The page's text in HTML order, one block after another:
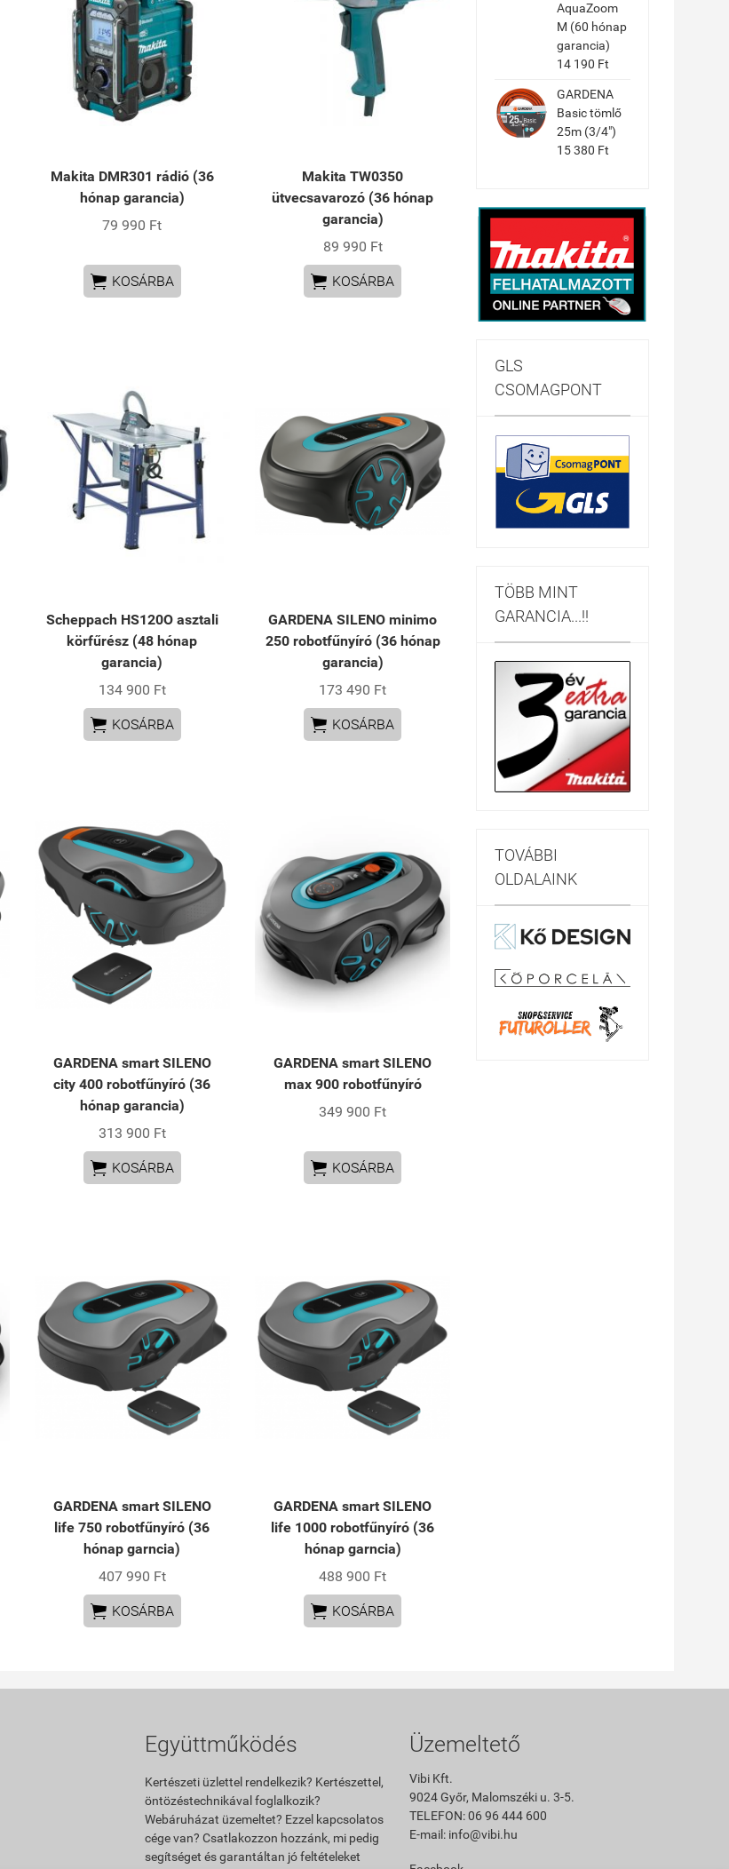
Makita DMR301 rádió (36
hónap garancia)
79 990 Ft
 KOSÁRBA
Makita TW0350
ütvecsavarozó (36 hónap
garancia)
89 990 Ft
 KOSÁRBA
Scheppach HS120O asztali
körfűrész (48 hónap
garancia)
134 900 Ft
 KOSÁRBA
GARDENA SILENO minimo
250 robotfűnyíró (36 hónap
garancia)
173 490 Ft
 KOSÁRBA
GARDENA smart SILENO
city 400 robotfűnyíró (36
hónap garancia)
313 900 Ft
 KOSÁRBA
GARDENA smart SILENO
max 900 robotfűnyíró
349 900 Ft
 KOSÁRBA
GARDENA smart SILENO
life 750 robotfűnyíró (36
hónap garncia)
407 990 Ft
 KOSÁRBA
GARDENA smart SILENO
life 1000 robotfűnyíró (36
hónap garncia)
488 900 Ft
 KOSÁRBA
AquaZoom
M (60 hónap
garancia)
14 190 Ft
GARDENA
Basic tömlő
25m (3/4")
15 380 Ft
GLS
CSOMAGPONT
TÖBB MINT
GARANCIA...!!
TOVÁBBI
OLDALAINK
Együttműködés
Kertészeti üzlettel rendelkezik? Kertészettel,
öntözéstechnikával foglalkozik?
Webáruházat üzemeltet? Ezzel kapcsolatos
cége van? Csatlakozzon hozzánk, mi pedig
segítséget és garantáltan jó feltételeket
Üzemeltető
Vibi Kft.
9024 Győr, Malomszéki u. 3-5.
TELEFON: 06 96 444 600
E-mail: info@vibi.hu